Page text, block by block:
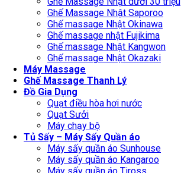
Ghế Massage Nhật Saporoo
Ghế massage Nhật Okinawa
Ghế massage nhật Fujikima
Ghế massage Nhật Kangwon
Ghế massage Nhật Okazaki
Máy Massage
Ghế Massage Thanh Lý
Đồ Gia Dụng
Quạt điều hòa hơi nước
Quạt Sưởi
Máy chạy bộ
Tủ Sấy – Máy Sấy Quần áo
Máy sấy quần áo Sunhouse
Máy sấy quần áo Kangaroo